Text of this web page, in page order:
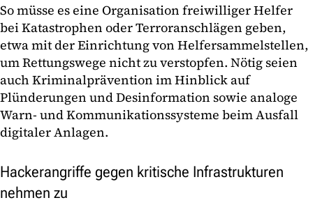
So müsse es eine Organisation freiwilliger Helfer
bei Katastrophen oder Terroranschlägen geben,
etwa mit der Einrichtung von Helfersammelstellen,
um Rettungswege nicht zu verstopfen. Nötig seien
auch Kriminalprävention im Hinblick auf
Plünderungen und Desinformation sowie analoge
Warn- und Kommunikationssysteme beim Ausfall
digitaler Anlagen.
Hackerangriffe gegen kritische Infrastrukturen
nehmen zu